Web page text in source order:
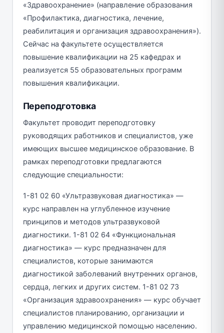
«Здравоохранение» (направление образования
«Профилактика, диагностика, лечение,
реабилитация и организация здравоохранения»).
Сейчас на факультете осуществляется
повышение квалификации на 25 кафедрах и
реализуется 55 образовательных программ
повышения квалификации.
Переподготовка
Факультет проводит переподготовку
руководящих работников и специалистов, уже
имеющих высшее медицинское образование. В
рамках переподготовки предлагаются
следующие специальности:
1-81 02 60 «Ультразвуковая диагностика» —
курс направлен на углубленное изучение
принципов и методов ультразвуковой
диагностики. 1-81 02 64 «Функциональная
диагностика» — курс предназначен для
специалистов, которые занимаются
диагностикой заболеваний внутренних органов,
сердца, легких и других систем. 1-81 02 73
«Организация здравоохранения» — курс обучает
специалистов планированию, организации и
управлению медицинской помощью населению.